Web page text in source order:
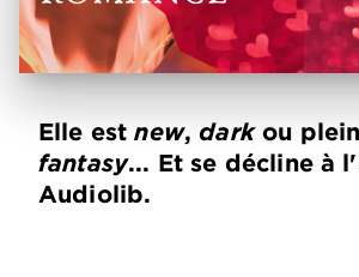
Elle estnew,darkou
fantasy... Et se décline à
Audiolib.